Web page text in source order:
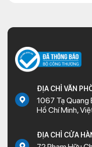
ĐỊA CHỈ VĂN
1067 Tạ Quang
Hồ Chí Minh,
ĐỊA CHỈ CỬA